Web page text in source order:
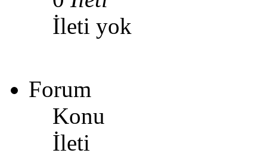
İleti yok
Forum
Konu
İleti